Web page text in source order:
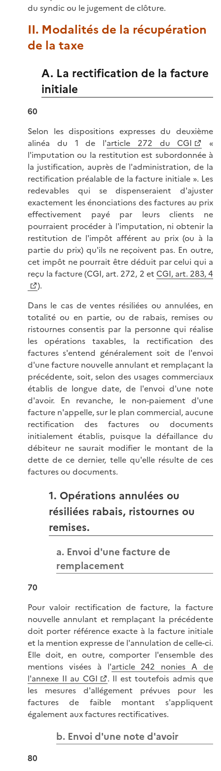
du syndic ou le jugement de clôture.
II. Modalités de la récupération
de la taxe
A. La rectification de la facture
initiale
60
Selon les dispositions expresses du deuxième
alinéa du 1 de l'article 272 du CGI
«
l'imputation ou la restitution est subordonnée à
la justification, auprès de l'administration, de la
rectification préalable de la facture initiale ». Les
redevables qui se dispenseraient d'ajuster
exactement les énonciations des factures au prix
effectivement payé par leurs clients ne
pourraient procéder à l'imputation, ni obtenir la
restitution de l'impôt afférent au prix (ou à la
partie du prix) qu'ils ne reçoivent pas. En outre,
cet impôt ne pourrait être déduit par celui qui a
reçu la facture (CGI, art. 272, 2 et CGI, art. 283, 4
).
Dans le cas de ventes résiliées ou annulées, en
totalité ou en partie, ou de rabais, remises ou
ristournes consentis par la personne qui réalise
les opérations taxables, la rectification des
factures s'entend généralement soit de l'envoi
d'une facture nouvelle annulant et remplaçant la
précédente, soit, selon des usages commerciaux
établis de longue date, de l'envoi d'une note
d'avoir. En revanche, le non-paiement d'une
facture n'appelle, sur le plan commercial, aucune
rectification des factures ou documents
initialement établis, puisque la défaillance du
débiteur ne saurait modifier le montant de la
dette de ce dernier, telle qu'elle résulte de ces
factures ou documents.
1. Opérations annulées ou
résiliées rabais, ristournes ou
remises.
a. Envoi d'une facture de
remplacement
70
Pour valoir rectification de facture, la facture
nouvelle annulant et remplaçant la précédente
doit porter référence exacte à la facture initiale
et la mention expresse de l'annulation de celle-ci.
Elle doit, en outre, comporter l'ensemble des
mentions visées à l'article 242 nonies A de
l'annexe II au CGI
. Il est toutefois admis que
les mesures d'allégement prévues pour les
factures de faible montant s'appliquent
également aux factures rectificatives.
b. Envoi d'une note d'avoir
80